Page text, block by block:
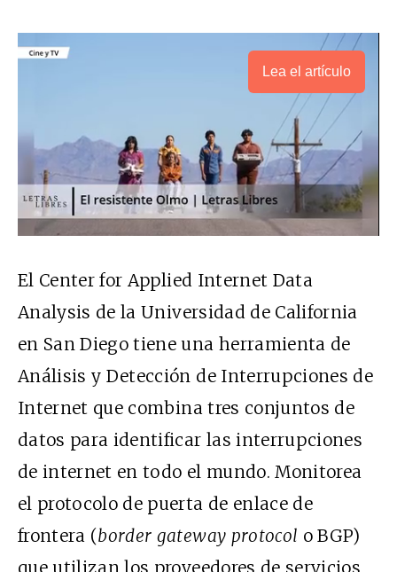
Lea el artículo
El Center for Applied Internet Data
Analysis de la Universidad de California
en San Diego tiene una herramienta de
Análisis y Detección de Interrupciones de
Internet que combina tres conjuntos de
datos para identificar las interrupciones
de internet en todo el mundo. Monitorea
el protocolo de puerta de enlace de
frontera (border gateway protocol o BGP)